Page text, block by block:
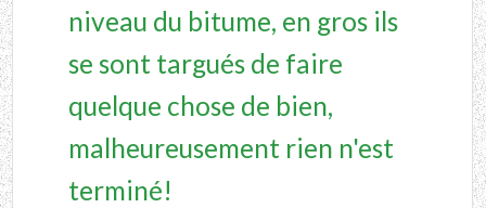
niveau du bitume, en gros ils
se sont targués de faire
quelque chose de bien,
malheureusement rien n'est
terminé!